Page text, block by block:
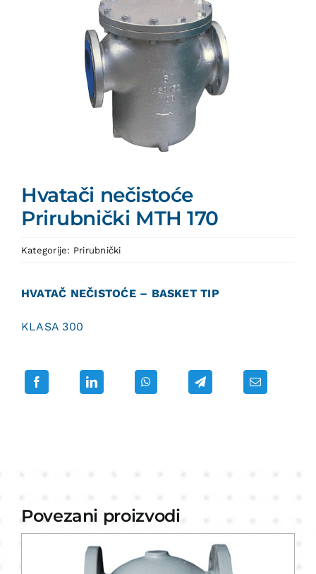
Hvatači nečistoće
Prirubnički MTH 170
Kategorije: Prirubnički
HVATAČ NEČISTOĆE – BASKET TIP
KLASA 300
Povezani proizvodi